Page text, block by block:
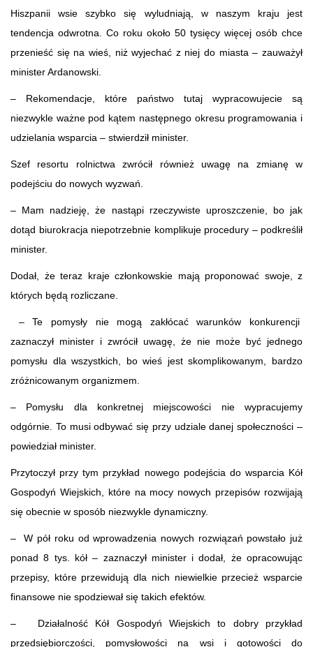
Hiszpanii wsie szybko się wyludniają, w naszym kraju jest
tendencja odwrotna. Co roku około 50 tysięcy więcej osób chce
przenieść się na wieś, niż wyjechać z niej do miasta – zauważył
minister Ardanowski.
– Rekomendacje, które państwo tutaj wypracowujecie są
niezwykle ważne pod kątem następnego okresu programowania i
udzielania wsparcia – stwierdził minister.
Szef resortu rolnictwa zwrócił również uwagę na zmianę w
podejściu do nowych wyzwań.
– Mam nadzieję, że nastąpi rzeczywiste uproszczenie, bo jak
dotąd biurokracja niepotrzebnie komplikuje procedury – podkreślił
minister.
Dodał, że teraz kraje członkowskie mają proponować swoje, z
których będą rozliczane.
– Te pomysły nie mogą zakłócać warunków konkurencji
zaznaczył minister i zwrócił uwagę, że nie może być jednego
pomysłu dla wszystkich, bo wieś jest skomplikowanym, bardzo
zróżnicowanym organizmem.
– Pomysłu dla konkretnej miejscowości nie wypracujemy
odgórnie. To musi odbywać się przy udziale danej społeczności –
powiedział minister.
Przytoczył przy tym przykład nowego podejścia do wsparcia Kół
Gospodyń Wiejskich, które na mocy nowych przepisów rozwijają
się obecnie w sposób niezwykle dynamiczny.
– W pół roku od wprowadzenia nowych rozwiązań powstało już
ponad 8 tys. kół – zaznaczył minister i dodał, że opracowując
przepisy, które przewidują dla nich niewielkie przecież wsparcie
finansowe nie spodziewał się takich efektów.
– Działalność Kół Gospodyń Wiejskich to dobry przykład
przedsiębiorczości, pomysłowości na wsi i gotowości do